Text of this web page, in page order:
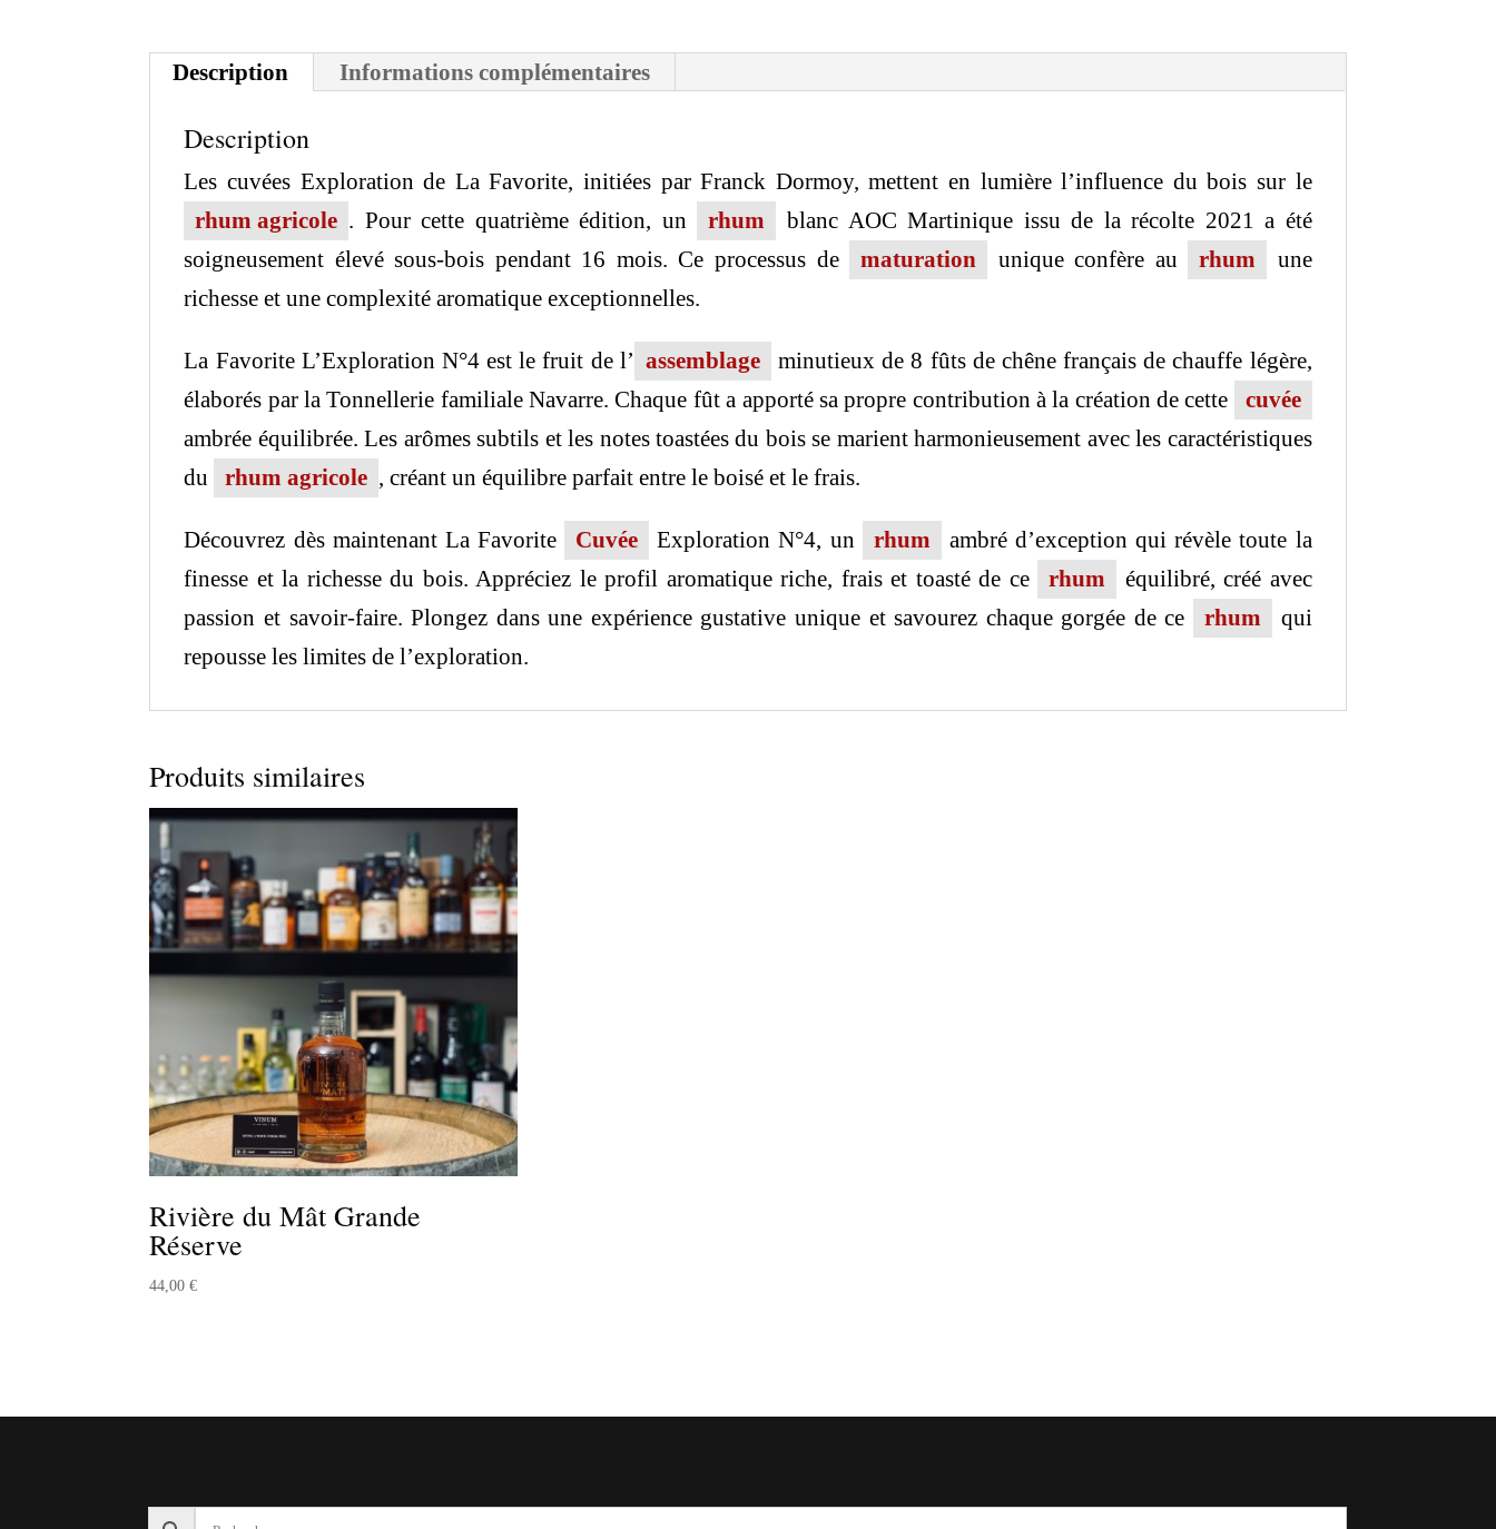
Description Informations complémentaires
Description
Les cuvées Exploration de La Favorite, initiées par Franck Dormoy, mettent en lumière l’influence du bois sur le
rhum agricole . Pour cette quatrième édition, un rhum
blanc AOC Martinique issu de la récolte 2021 a été
soigneusement élevé sous-bois pendant 16 mois. Ce processus de
maturation unique confère au rhum
une
richesse et une complexité aromatique exceptionnelles.
La Favorite L’Exploration N°4 est le fruit de l’ assemblage
minutieux de 8 fûts de chêne français de chauffe légère,
élaborés par la Tonnellerie familiale Navarre. Chaque fût a apporté sa propre contribution à la création de cette
cuvée
ambrée équilibrée. Les arômes subtils et les notes toastées du bois se marient harmonieusement avec les caractéristiques
du
rhum agricole , créant un équilibre parfait entre le boisé et le frais.
Découvrez dès maintenant La Favorite Cuvée Exploration N°4, un rhum
ambré d’exception qui révèle toute la
finesse et la richesse du bois. Appréciez le profil aromatique riche, frais et toasté de ce
rhum
équilibré, créé avec
passion et savoir-faire. Plongez dans une expérience gustative unique et savourez chaque gorgée de ce
rhum
qui
repousse les limites de l’exploration.
Produits similaires
Rivière du Mât Grande
Réserve
44,00€